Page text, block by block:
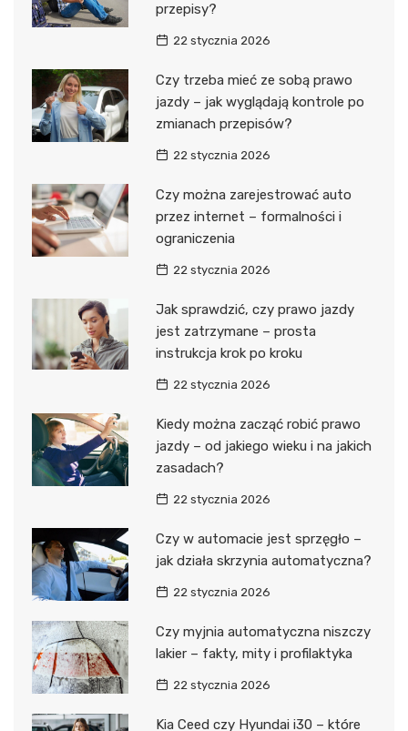
przepisy?
22 stycznia 2026
Czy trzeba mieć ze sobą prawo
jazdy – jak wyglądają kontrole po
zmianach przepisów?
22 stycznia 2026
Czy można zarejestrować auto
przez internet – formalności i
ograniczenia
22 stycznia 2026
Jak sprawdzić, czy prawo jazdy
jest zatrzymane – prosta
instrukcja krok po kroku
22 stycznia 2026
Kiedy można zacząć robić prawo
jazdy – od jakiego wieku i na jakich
zasadach?
22 stycznia 2026
Czy w automacie jest sprzęgło –
jak działa skrzynia automatyczna?
22 stycznia 2026
Czy myjnia automatyczna niszczy
lakier – fakty, mity i profilaktyka
22 stycznia 2026
Kia Ceed czy Hyundai i30 – które